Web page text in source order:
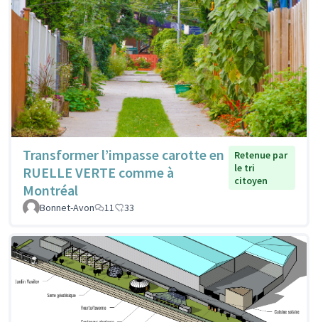
Transformer l’impasse carotte en
RUELLE VERTE comme à
Montréal
Retenue par
le tri
citoyen
Bonnet-Avon 11 33